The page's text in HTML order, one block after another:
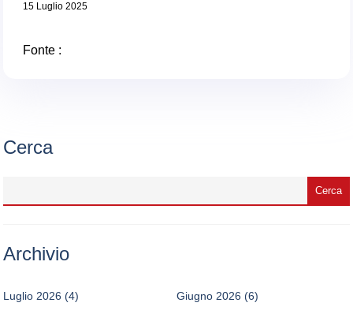
15 Luglio 2025
Fonte :
Cerca
Archivio
Luglio 2026 (4) Giugno 2026 (6)